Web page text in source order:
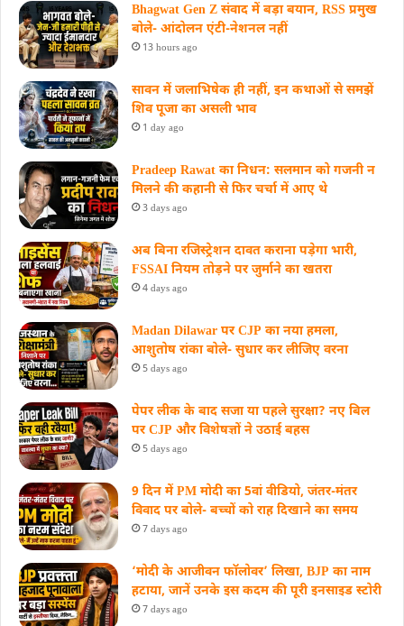
Bhagwat Gen Z संवाद में बड़ा बयान, RSS प्रमुख
बोले- आंदोलन एंटी-नेशनल नहीं
13 hours ago
सावन में जलाभिषेक ही नहीं, इन कथाओं से समझें
शिव पूजा का असली भाव
1 day ago
Pradeep Rawat का निधन: सलमान को गजनी न
मिलने की कहानी से फिर चर्चा में आए थे
3 days ago
अब बिना रजिस्ट्रेशन दावत कराना पड़ेगा भारी,
FSSAI नियम तोड़ने पर जुर्माने का खतरा
4 days ago
Madan Dilawar पर CJP का नया हमला,
आशुतोष रांका बोले- सुधार कर लीजिए वरना
5 days ago
पेपर लीक के बाद सजा या पहले सुरक्षा? नए बिल
पर CJP और विशेषज्ञों ने उठाई बहस
5 days ago
9 दिन में PM मोदी का 5वां वीडियो, जंतर-मंतर
विवाद पर बोले- बच्चों को राह दिखाने का समय
7 days ago
‘मोदी के आजीवन फॉलोवर’ लिखा, BJP का नाम
हटाया, जानें उनके इस कदम की पूरी इनसाइड स्‍टोरी
7 days ago